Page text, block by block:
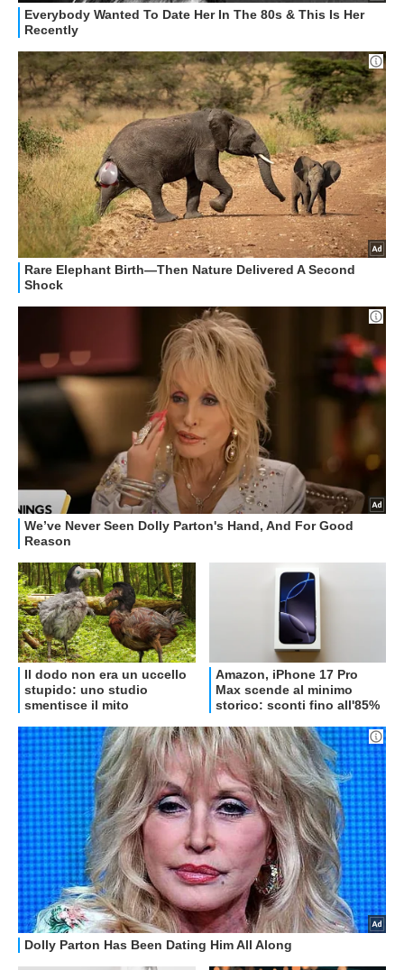
OFFERTE